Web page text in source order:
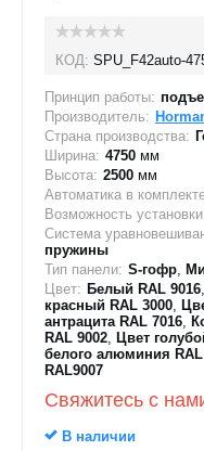
КОД: SPU_F42auto-
Принцип работы:
Производитель:
Страна производства:
Ширина: 4750 мм
Высота: 2500 мм
Автоматика в
Возможность
Система
пружины
Тип панели: S-гофр,
Цвет: Белый RAL 9016,
красный RAL 3000,
антрацита RAL 7016,
RAL 9002, Цвет
белого алюминия RAL
RAL9007
Свяжитесь с
В наличии